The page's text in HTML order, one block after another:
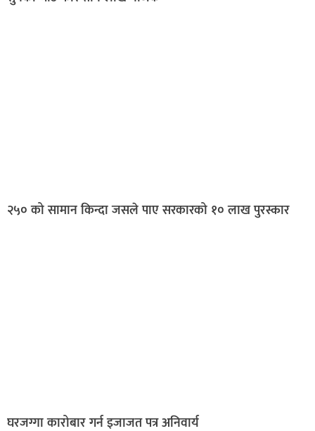
२५० को सामान किन्दा जसले पाए सरकारको १० लाख पुरस्कार
घरजग्गा कारोबार गर्न इजाजत पत्र अनिवार्य